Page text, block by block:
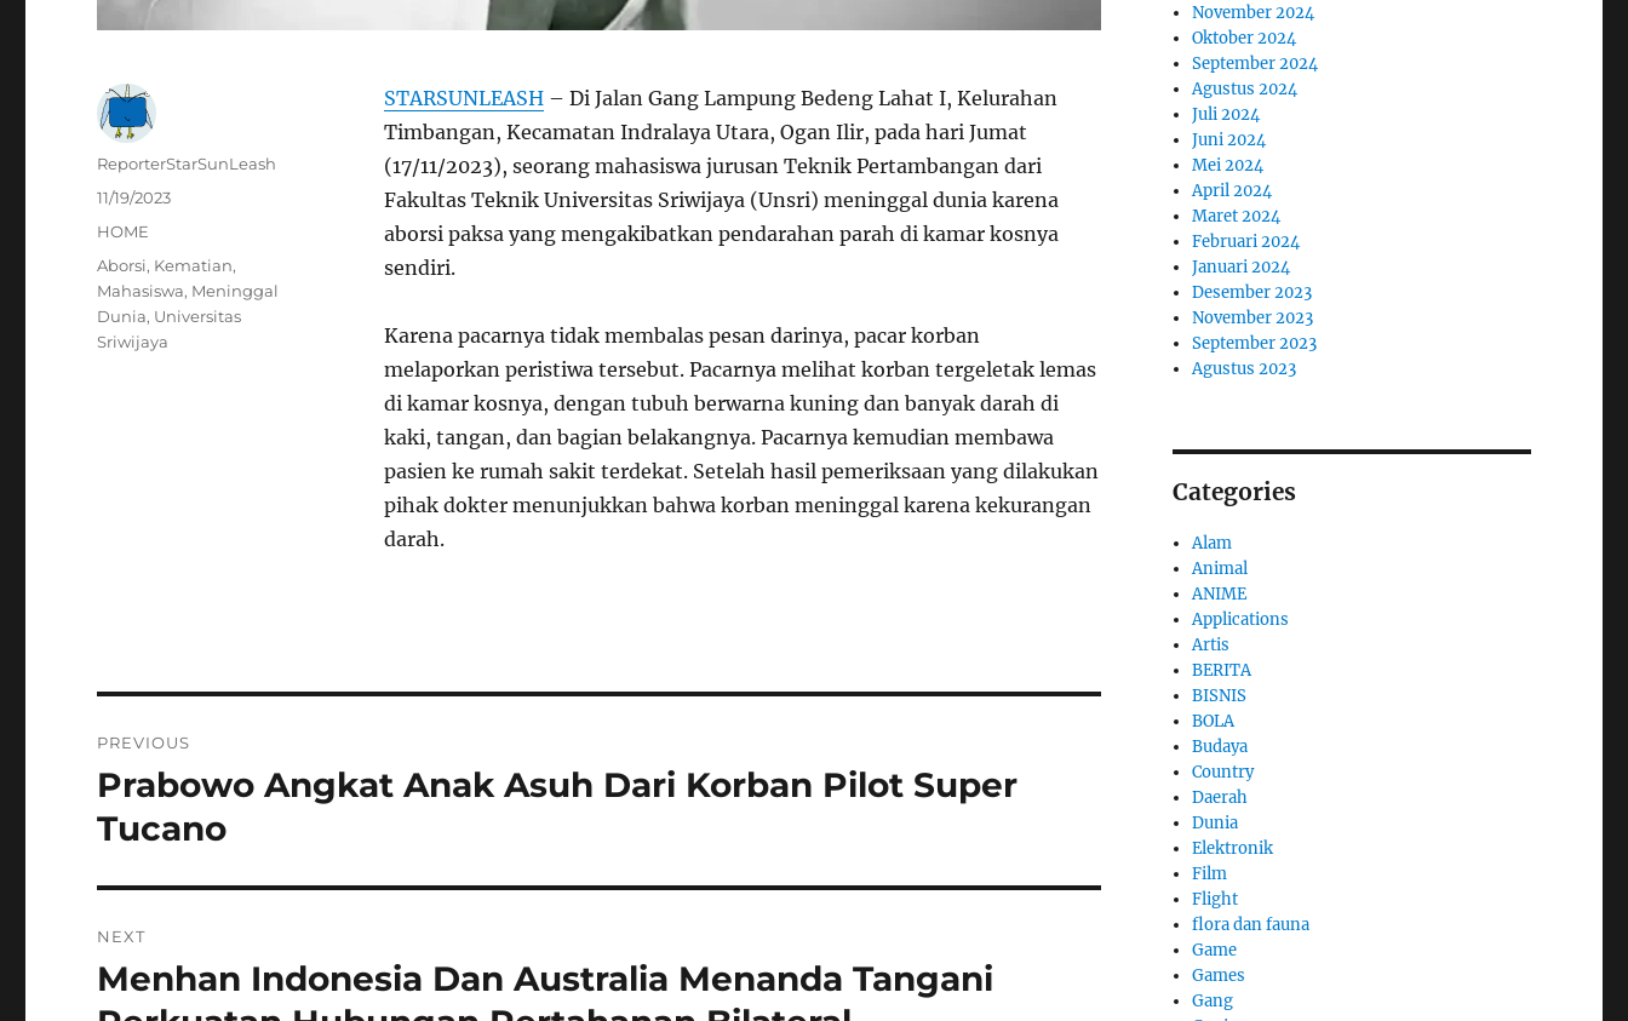
STARSUNLEASH– Di Jalan Gang Lampung Bedeng Lahat I, Kelurahan
Timbangan, Kecamatan Indralaya Utara, Ogan Ilir, pada hari Jumat
(17/11/2023), seorang mahasiswa jurusan Teknik Pertambangan dari
Fakultas Teknik Universitas Sriwijaya (Unsri) meninggal dunia karena
aborsi paksa yang mengakibatkan pendarahan parah di kamar kosnya
sendiri.
Karena pacarnya tidak membalas pesan darinya, pacar korban
melaporkan peristiwa tersebut. Pacarnya melihat korban tergeletak lemas
di kamar kosnya, dengan tubuh berwarna kuning dan banyak darah di
kaki, tangan, dan bagian belakangnya. Pacarnya kemudian membawa
pasien ke rumah sakit terdekat. Setelah hasil pemeriksaan yang dilakukan
pihak dokter menunjukkan bahwa korban meninggal karena kekurangan
darah.
Author
ReporterStarSunLeash
Posted
11/19/2023
Categories
HOME
Tags
Aborsi, Kematian,
Mahasiswa, Meninggal
Dunia, Universitas
Sriwijaya
pos
PREVIOUS
Previous
post:
Prabowo Angkat Anak Asuh Dari Korban Pilot Super
Tucano
NEXT
Next
post:
Menhan Indonesia Dan Australia Menanda Tangani
November 2024
Oktober 2024
September 2024
Agustus 2024
Juli 2024
Juni 2024
Mei 2024
April 2024
Maret 2024
Februari 2024
Januari 2024
Desember 2023
November 2023
September 2023
Agustus 2023
Categories
Alam
Animal
ANIME
Applications
Artis
BERITA
BISNIS
BOLA
Budaya
Country
Daerah
Dunia
Elektronik
Film
Flight
flora dan fauna
Game
Games
Gang